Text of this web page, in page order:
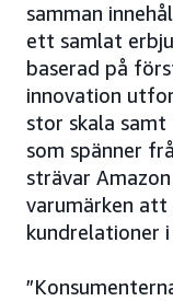
samman
ett samlat
baserad på
innovation
stor skala
som spänner
strävar
varumärken att
kundrelationer